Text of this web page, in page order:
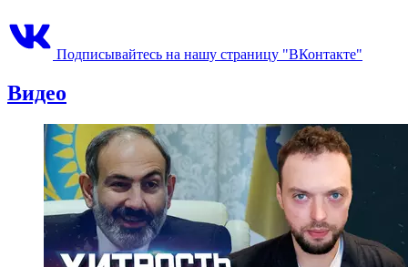
Подписывайтесь на нашу страницу "ВКонтакте"
Видео